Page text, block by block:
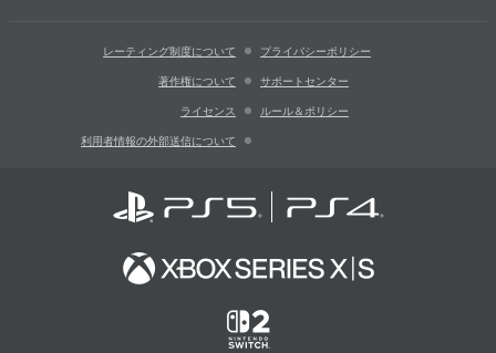
レーティング制度について プライバシーポリシー
著作権について サポートセンター
ライセンス ルール＆ポリシー
利用者情報の外部送信について